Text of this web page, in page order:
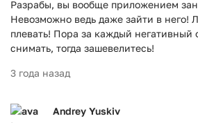
Разрабы, вы вообще приложением
Невозможно ведь даже зайти в него!
плевать! Пора за каждый негативный
снимать, тогда зашевелитесь!
3 года назад
Andrey Yuskiv